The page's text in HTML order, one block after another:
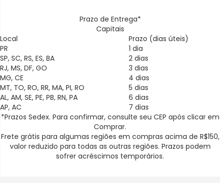
Prazo de Entrega*
Capitais
Local
Prazo (dias úteis)
PR
1 dia
SP, SC, RS, ES, BA
2 dias
RJ, MS, DF, GO
3 dias
MG, CE
4 dias
MT, TO, RO, RR, MA, PI, RO
5 dias
AL, AM, SE, PE, PB, RN, PA
6 dias
AP, AC
7 dias
*Prazos Sedex. Para confirmar, consulte seu CEP após clicar em
Comprar.
Frete grátis para algumas regiões em compras acima de R$150,
valor reduzido para todas as outras regiões. Prazos podem
sofrer acréscimos temporários.